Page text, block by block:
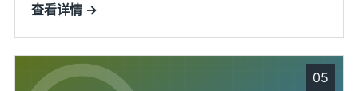
查看详情 →
05